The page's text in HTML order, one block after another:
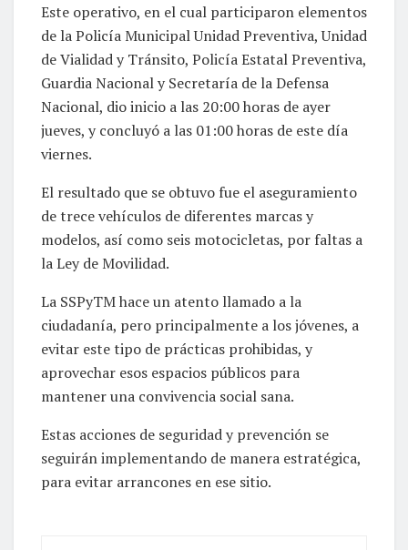
Este operativo, en el cual participaron elementos
de la Policía Municipal Unidad Preventiva, Unidad
de Vialidad y Tránsito, Policía Estatal Preventiva,
Guardia Nacional y Secretaría de la Defensa
Nacional, dio inicio a las 20:00 horas de ayer
jueves, y concluyó a las 01:00 horas de este día
viernes.
El resultado que se obtuvo fue el aseguramiento
de trece vehículos de diferentes marcas y
modelos, así como seis motocicletas, por faltas a
la Ley de Movilidad.
La SSPyTM hace un atento llamado a la
ciudadanía, pero principalmente a los jóvenes, a
evitar este tipo de prácticas prohibidas, y
aprovechar esos espacios públicos para
mantener una convivencia social sana.
Estas acciones de seguridad y prevención se
seguirán implementando de manera estratégica,
para evitar arrancones en ese sitio.